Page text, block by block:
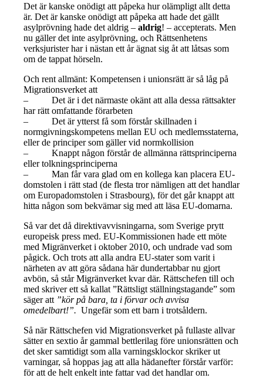
Det är kanske onödigt att påpeka hur olämpligt allt detta
är. Det är kanske onödigt att påpeka att hade det gällt
asylprövning hade det aldrig – aldrig! – accepterats. Men
nu gäller det inte asylprövning, och Rättsenhetens
verksjurister har i nästan ett år ägnat sig åt att låtsas som
om de tappat hörseln.
Och rent allmänt: Kompetensen i unionsrätt är så låg på
Migrationsverket att
– Det är i det närmaste okänt att alla dessa rättsakter
har rätt omfattande förarbeten
– Det är ytterst få som förstår skillnaden i
normgivningskompetens mellan EU och medlemsstaterna,
eller de principer som gäller vid normkollision
– Knappt någon förstår de allmänna rättsprinciperna
eller tolkningsprinciperna
– Man får vara glad om en kollega kan placera EU-
domstolen i rätt stad (de flesta tror nämligen att det handlar
om Europadomstolen i Strasbourg), för det går knappt att
hitta någon som bekvämar sig med att läsa EU-domarna.
Så var det då direktivavvisningarna, som Sverige prytt
europeisk press med. EU-Kommissionen hade ett möte
med Migränverket i oktober 2010, och undrade vad som
pågick. Och trots att alla andra EU-stater som varit i
närheten av att göra sådana här dundertabbar nu gjort
avbön, så står Migränverket kvar där. Rättschefen till och
med skriver ett så kallat ”Rättsligt ställningstagande” som
säger att ”kör på bara, ta i förvar och avvisa
omedelbart!”. Ungefär som ett barn i trotsåldern.
Så när Rättschefen vid Migrationsverket på fullaste allvar
sätter en sextio år gammal bettlerilag före unionsrätten och
det sker samtidigt som alla varningsklockor skriker ut
varningar, så hoppas jag att alla hädanefter förstår varför:
för att de helt enkelt inte fattar vad det handlar om.